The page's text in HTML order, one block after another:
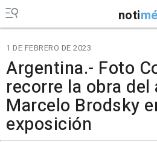
noti
1 DE FEBRERO DE 2023
Argentina.- Foto
recorre la obra
Marcelo Brodsky
exposición